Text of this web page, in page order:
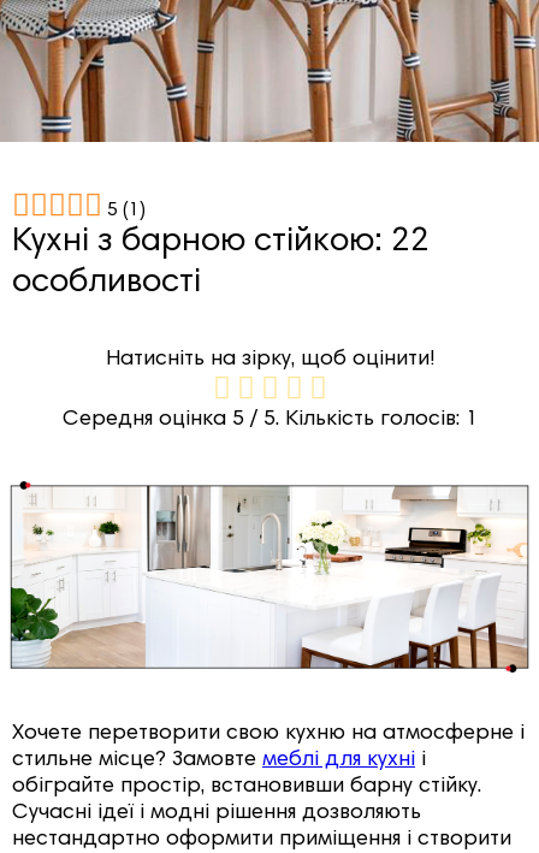
5 (1 )
Кухні з барною стійкою: 22
особливості
Натисніть на зірку, щоб оцінити!
Середня оцінка 5/ 5. Кількість голосів: 1
Хочете перетворити свою кухню на атмосферне і
стильне місце? Замовте меблі для кухні і
обіграйте простір, встановивши барну стійку.
Сучасні ідеї і модні рішення дозволяють
нестандартно оформити приміщення і створити